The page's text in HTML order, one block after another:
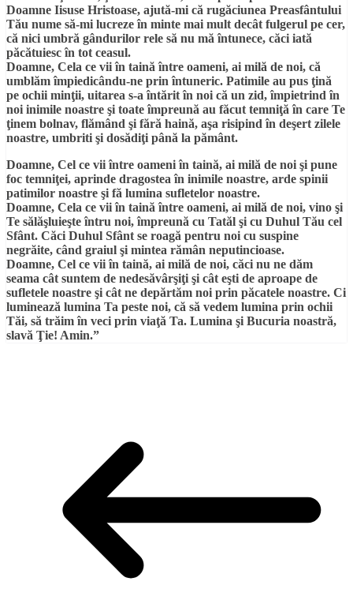
Doamne Iisuse Hristoase, ajută-mi că rugăciunea Preasfântului
Tău nume să-mi lucreze în minte mai mult decât fulgerul pe cer,
că nici umbră gândurilor rele să nu mă întunece, căci iată
păcătuiesc în tot ceasul.
Doamne, Cela ce vii în taină între oameni, ai milă de noi, că
umblăm împiedicându-ne prin întuneric. Patimile au pus ţină
pe ochii minţii, uitarea s-a întărit în noi că un zid, împietrind în
noi inimile noastre şi toate împreună au făcut temniţă în care Te
ţinem bolnav, flămând şi fără haină, aşa risipind în deşert zilele
noastre, umbriti şi dosădiţi până la pământ.
Doamne, Cel ce vii între oameni în taină, ai milă de noi şi pune
foc temniţei, aprinde dragostea în inimile noastre, arde spinii
patimilor noastre şi fă lumina sufletelor noastre.
Doamne, Cela ce vii în taină între oameni, ai milă de noi, vino şi
Te sălăşluieşte întru noi, împreună cu Tatăl şi cu Duhul Tău cel
Sfânt. Căci Duhul Sfânt se roagă pentru noi cu suspine
negrăite, când graiul şi mintea rămân neputincioase.
Doamne, Cel ce vii în taină, ai milă de noi, căci nu ne dăm
seama cât suntem de nedesăvârşiţi şi cât eşti de aproape de
sufletele noastre şi cât ne depărtăm noi prin păcatele noastre. Ci
luminează lumina Ta peste noi, că să vedem lumina prin ochii
Tăi, să trăim în veci prin viaţă Ta. Lumina şi Bucuria noastră,
slavă Ţie! Amin.”